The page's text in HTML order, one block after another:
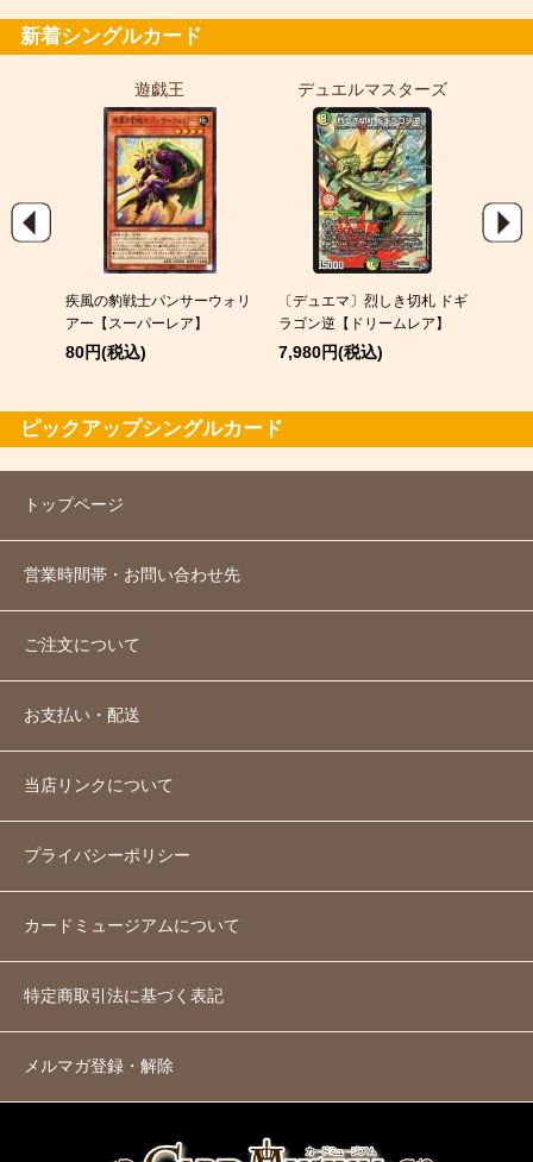
新着シングルカード
遊戯王
疾風の豹戦士パンサーウォリ
アー【スーパーレア】
80円(税込)
デュエルマスターズ
〔デュエマ〕烈しき切札 ドギ
ラゴン逆【ドリームレア】
7,980円(税込)
ピックアップシングルカード
トップページ
営業時間帯・お問い合わせ先
ご注文について
お支払い・配送
当店リンクについて
プライバシーポリシー
カードミュージアムについて
特定商取引法に基づく表記
メルマガ登録・解除